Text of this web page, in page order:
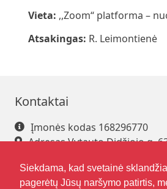
Vieta: ,,Zoom“ platforma –
Atsakingas: R. Leimontienė
Kontaktai
Įmonės kodas 168296770
Adresas Vytauto Didžiojo g.
El. paštaspakrsjc@gmail.com
Siekdama, kad svetainė
pagerėtų Jūsų naršymo patirtis,